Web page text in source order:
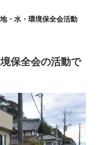
・水・環境保全会活動
保全会の活動で